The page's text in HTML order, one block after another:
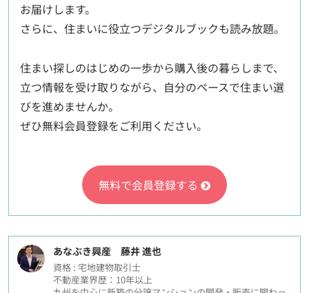
お届けします。
さらに、住まいに役立つデジタルブックも読み放題。
住まい探しのはじめの一歩から購入後の暮らしまで、
立つ情報を受け取りながら、自分のペースで住まい選
びを進めませんか。
ぜひ無料会員登録をご利用ください。
無料で会員登録する
あなぶき興産 藤井 進也
資格 : 宅地建物取引士
不動産業界歴：10年以上